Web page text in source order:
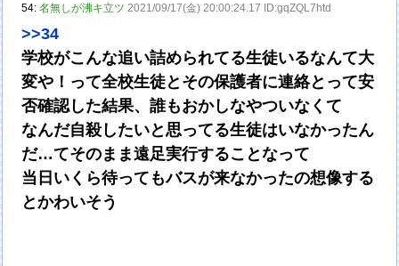
54:名無しが沸キ立ツ 2021/09/17(金) 20:00:24.17 ID:gqZQL7htd
>>34
学校がこんな追い詰められてる生徒いるなんて大
変や！って全校生徒とその保護者に連絡とって安
否確認した結果、誰もおかしなやついなくて
なんだ自殺したいと思ってる生徒はいなかったん
だ…てそのまま遠足実行することなって
当日いくら待ってもバスが来なかったの想像する
とかわいそう